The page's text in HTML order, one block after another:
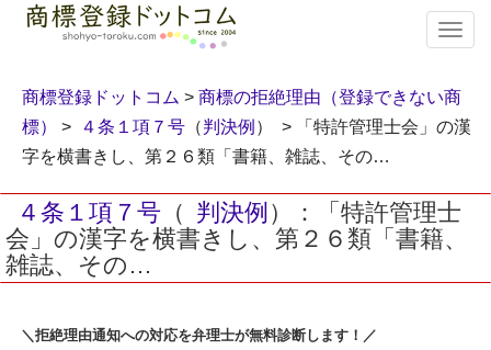
T
o
g
l
e
v
i
g
商標登録ドットコム > 商標の拒絶理由（登録できない商
標）
> ４条１項７号 （判決例 ） > 「特許管理士会」の漢
字を横書きし、第２６類「書籍、雑誌、その…
４条１項７号 （ 判決例 ）：「特許管理士
会」の漢字を横書きし、第２６類「書籍、
雑誌、その…
＼拒絶理由通知への対応を弁理士が無料診断します！／